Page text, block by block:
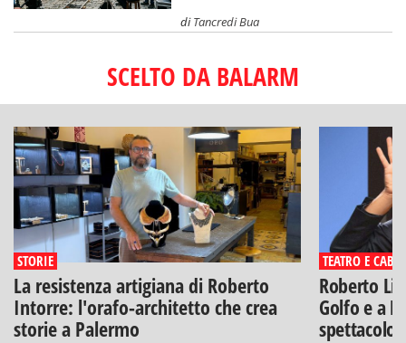
diTancredi Bua
SCELTO DA BALARM
STORIE
La resistenza artigiana di Roberto
Intorre: l'orafo-architetto che crea
storie a Palermo
TEATRO E
Roberto
Golfo e a
spettacolo"